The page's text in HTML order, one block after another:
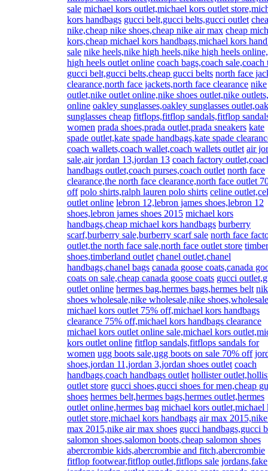
sale michael kors outlet,michael kors outlet
kors handbags gucci belt,gucci belts,gucci outlet
nike,cheap nike shoes,cheap nike air max cheap
kors,cheap michael kors handbags,michael kors
sale nike heels,nike high heels,nike high heels
high heels outlet online coach bags,coach sale,coach
gucci belt,gucci belts,cheap gucci belts north face
clearance,north face jackets,north face clearance nike
outlet,nike outlet online,nike shoes outlet,nike
online oakley sunglasses,oakley sunglasses
sunglasses cheap fitflops,fitflop sandals,fitflop
women prada shoes,prada outlet,prada sneakers kate
spade outlet,kate spade handbags,kate spade
coach wallets,coach wallet,coach wallets outlet air
sale,air jordan 13,jordan 13 coach factory
handbags outlet,coach purses,coach outlet north face
clearance,the north face clearance,north face outlet
off polo shirts,ralph lauren polo shirts celine
outlet online lebron 12,lebron james shoes,lebron 12
shoes,lebron james shoes 2015 michael kors
handbags,cheap michael kors handbags burberry
scarf,burberry sale,burberry scarf sale north face
outlet,the north face sale,north face outlet store
shoes,timberland outlet chanel outlet,chanel
handbags,chanel bags canada goose coats,canada
coats on sale,cheap canada goose coats gucci
outlet online hermes bag,hermes bags,hermes belt
shoes wholesale,nike wholesale,nike
michael kors outlet 75% off,michael kors handbags
clearance 75% off,michael kors handbags clearance
michael kors outlet online sale,michael kors
kors outlet online fitflop sandals,fitflops sandals for
women ugg boots sale,ugg boots on sale 70% off
shoes,jordan 11,jordan 3,jordan shoes outlet coach
handbags,coach handbags outlet hollister
outlet store gucci shoes,gucci shoes for men,cheap
shoes hermes belt,hermes bags,hermes outlet,hermes
outlet online,hermes bag michael kors outlet,michael
outlet store,michael kors handbags air max
max 2015,nike air max shoes gucci handbags,gucci
salomon shoes,salomon boots,cheap salomon shoes
abercrombie kids,abercrombie and fitch,abercrombie
fitflop footwear,fitflop outlet,fitflops sale jordans,fake